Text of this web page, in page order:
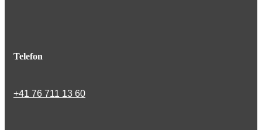
Telefon
+41 76 711 13 60